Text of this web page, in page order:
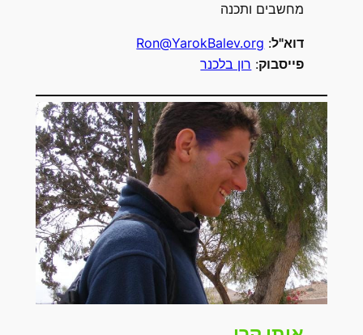
מחשבים ותכנה
דוא"ל:
Ron@YarokBalev.org
פייסבוק: רון בלכנר